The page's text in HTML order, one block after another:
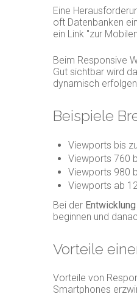
Eine
oft Datenbanken
ein Link "zur
Beim Responsive
Gut sichtbar wird
dynamisch
Beispiele
Viewports bis
Viewports 760
Viewports 980
Viewports ab
Bei der
beginnen und
Vorteile
Vorteile von
Smartphones